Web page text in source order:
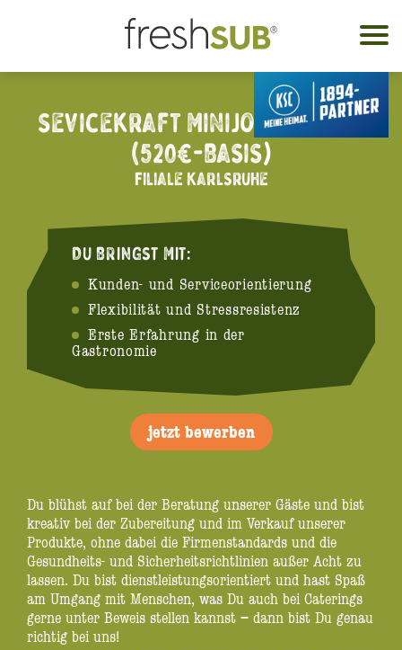
Speisekarte
Philosophie
Standorte
Jobs
Catering
Mediathek
Sevicekraft Minijob (m/w/d)
(520€-Basis)
Filiale Karlsruhe
DU BRINGST MIT:
Kunden- und Serviceorientierung
Flexibilität und Stressresistenz
Erste Erfahrung in der
Gastronomie
jetzt bewerben
Du blühst auf bei der Beratung unserer Gäste und bist
kreativ bei der Zubereitung und im Verkauf unserer
Produkte, ohne dabei die Firmenstandards und die
Gesundheits- und Sicherheitsrichtlinien außer Acht zu
lassen. Du bist dienstleistungsorientiert und hast Spaß
am Umgang mit Menschen, was Du auch bei Caterings
gerne unter Beweis stellen kannst – dann bist Du genau
richtig bei uns!